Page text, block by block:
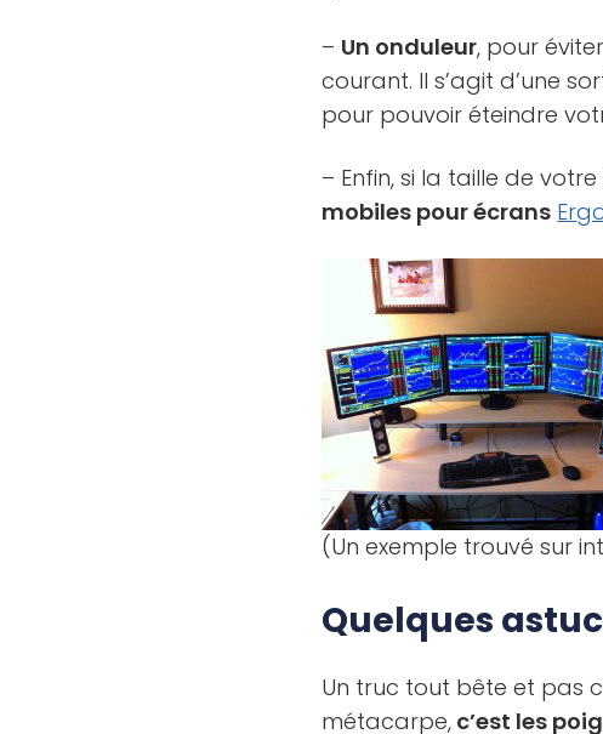
– Un onduleur, pour
courant. Il s’agit d’une
pour pouvoir éteindre
– Enfin, si la taille de
mobiles pour écrans
(Un exemple trouvé sur
Quelques
Un truc tout bête et pas
métacarpe, c’est les